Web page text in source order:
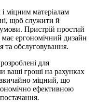
міцним матеріалам
щоб служити й
Пристрій простий
має ергономічний дизайн
та обслуговування.
для
ваші гроші на рахунках
міцний, що
ефективною